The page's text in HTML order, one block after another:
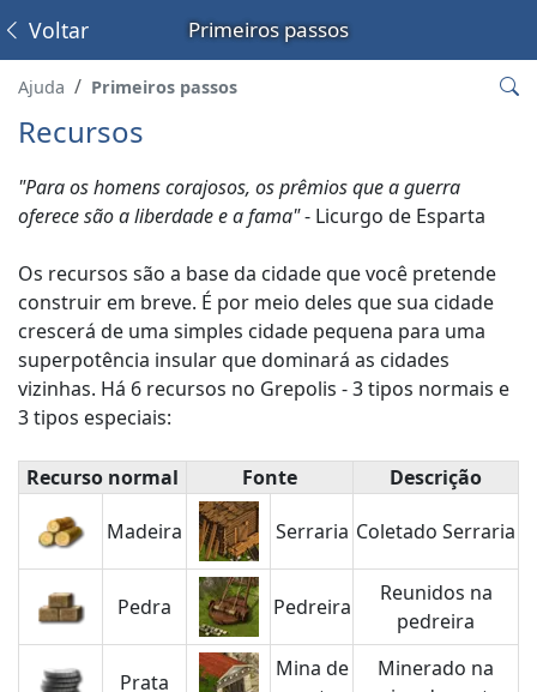
Primeiros passos
Voltar
Ajuda Primeiros passos
Recursos
"Para os homens corajosos, os prêmios que a guerra
oferece são a liberdade e a fama"- Licurgo de Esparta
Os recursos são a base da cidade que você pretende
construir em breve. É por meio deles que sua cidade
crescerá de uma simples cidade pequena para uma
superpotência insular que dominará as cidades
vizinhas. Há 6 recursos no Grepolis - 3 tipos normais e
3 tipos especiais:
Recurso normal Fonte Descrição
Madeira Serraria Coletado Serraria
Pedra Pedreira
Reunidos na
pedreira
Prata
Mina de
Minerado na